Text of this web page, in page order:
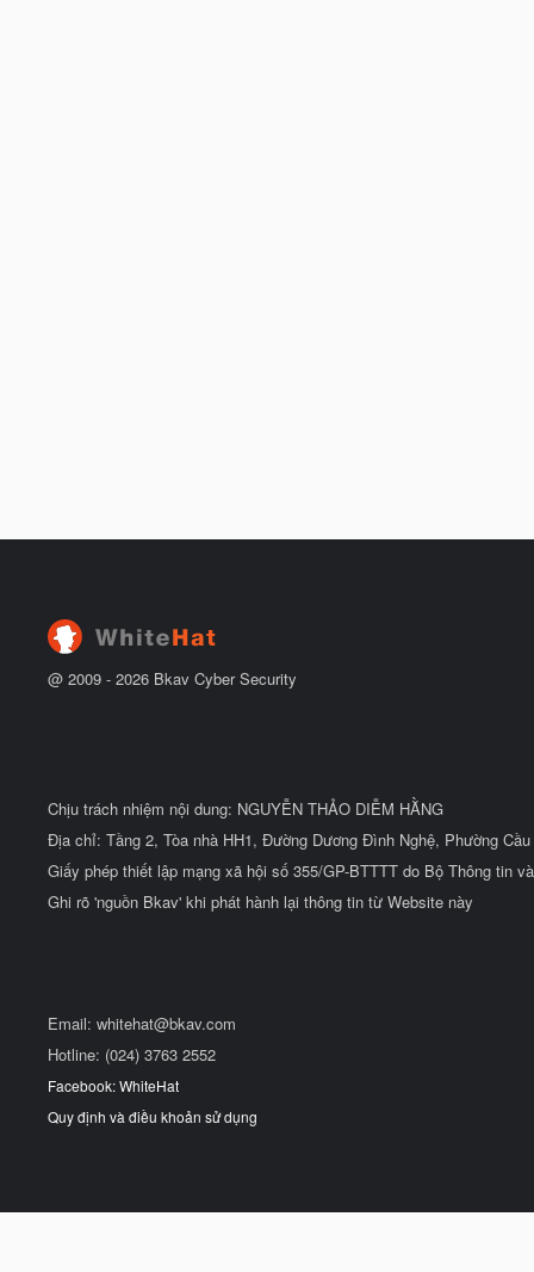
@ 2009 - 2026 Bkav Cyber Security
Chịu trách nhiệm nội dung: NGUYỄN THẢO DIỄM HẰNG
Địa chỉ: Tầng 2, Tòa nhà HH1, Đường Dương Đình Nghệ, Phường
Giấy phép thiết lập mạng xã hội số 355/GP-BTTTT do Bộ Thông tin
Ghi rõ 'nguồn Bkav' khi phát hành lại thông tin từ Website này
Email: whitehat@bkav.com
Hotline: (024) 3763 2552
Facebook: WhiteHat
Quy định và điều khoản sử dụng